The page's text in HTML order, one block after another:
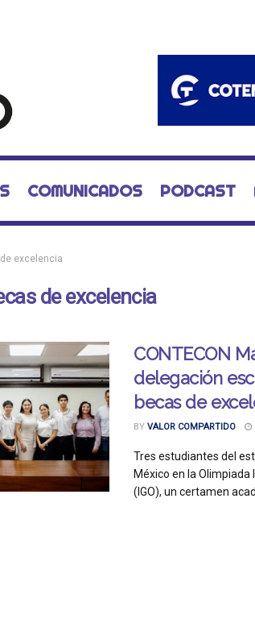
COMUNICADOS PODCAST
excelencia
de excelencia
CONTECON
delegación
becas de
BY VALOR COMPARTIDO
Tres estudiantes del
México en la
(IGO), un certamen